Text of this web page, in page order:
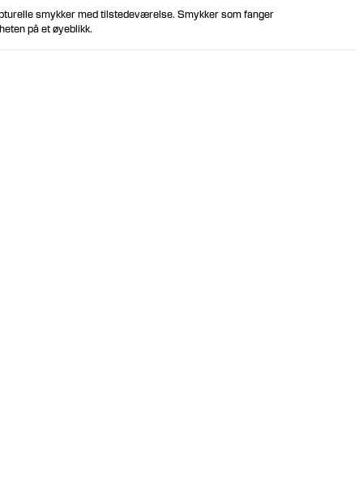
smykker med tilstedeværelse. Smykker som fanger
på et øyeblikk.